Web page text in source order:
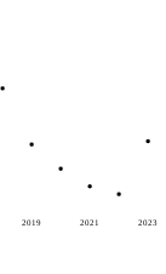
2019 2021 2023